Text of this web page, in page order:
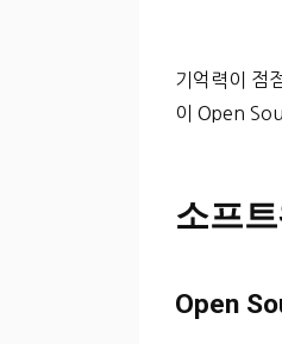
기억력이 점
이 Open
소프
Open